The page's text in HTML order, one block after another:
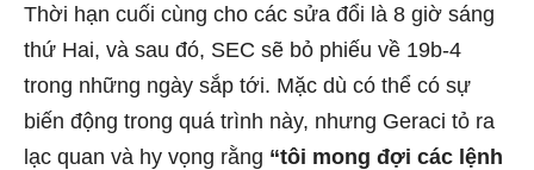
Thời hạn cuối cùng cho các sửa đổi là 8 giờ sáng
thứ Hai, và sau đó, SEC sẽ bỏ phiếu về 19b-4
trong những ngày sắp tới. Mặc dù có thể có sự
biến động trong quá trình này, nhưng Geraci tỏ ra
lạc quan và hy vọng rằng “tôi mong đợi các lệnh